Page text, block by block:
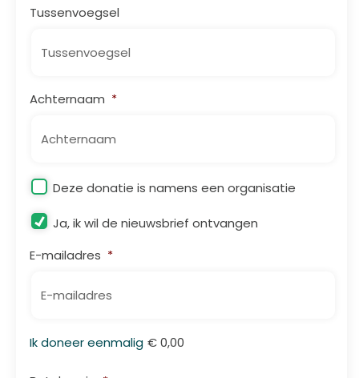
Tussenvoegsel
Achternaam *
Organisatie
Deze donatie is namens een organisatie
Nieuwsbrief
Ja, ik wil de nieuwsbrief ontvangen
E-mailadres *
Totaal
iDeal
Ik doneer eenmalig € 0,00